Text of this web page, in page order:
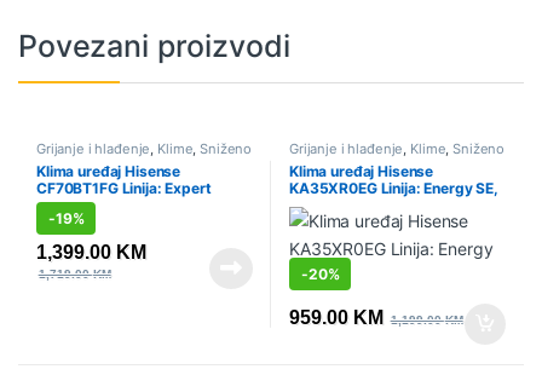
Povezani proizvodi
Grijanje i hlađenje, Klime,Sniženo
Klima uređaj Hisense
CF70BT1FG Linija: Expert
Smart, 24K
-19%
1,399.00 KM
1,719.00KM
Grijanje i hlađenje, Klime,Sniženo
Klima uređaj Hisense
KA35XR0EG Linija: Energy SE,
12K
-20%
959.00 KM 1,199.00KM